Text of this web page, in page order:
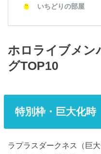
ホロライブメン
グTOP10
特別枠・巨大化時
ラプラスダークネス（巨